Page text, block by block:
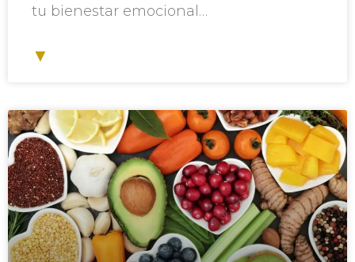
tu bienestar emocional…
▼